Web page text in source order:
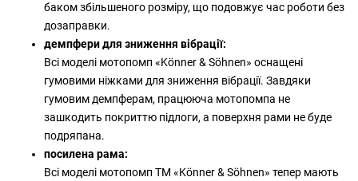
баком збільшеного розміру, що подовжує час роботи без
дозаправки.
демпфери для зниження вібрації:
Всі моделі мотопомп «Könner & Söhnen» оснащені
гумовими ніжками для зниження вібрації. Завдяки
гумовим демпферам, працююча мотопомпа не
зашкодить покриттю підлоги, а поверхня рами не буде
подряпана.
посилена рама:
Всі моделі мотопомп ТМ «Könner & Söhnen» тепер мають